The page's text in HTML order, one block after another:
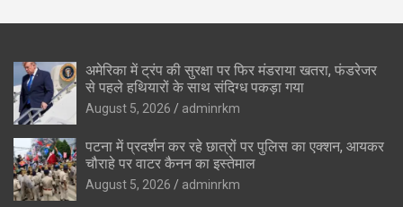
अमेरिका में ट्रंप की सुरक्षा पर फिर मंडराया खतरा, फंडरेजर
से पहले हथियारों के साथ संदिग्ध पकड़ा गया
August 5, 2026 adminrkm
पटना में प्रदर्शन कर रहे छात्रों पर पुलिस का एक्शन, आयकर
चौराहे पर वाटर कैनन का इस्तेमाल
August 5, 2026 adminrkm